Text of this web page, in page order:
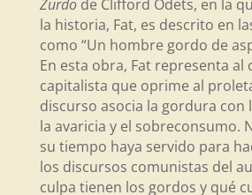
Zurdode Clifford Odets, en la
la historia, Fat, es descrito en
como “Un hombre gordo de
En esta obra, Fat representa al
capitalista que oprime al
discurso asocia la gordura con
la avaricia y el sobreconsumo.
su tiempo haya servido para
los discursos comunistas del
culpa tienen los gordos y qué